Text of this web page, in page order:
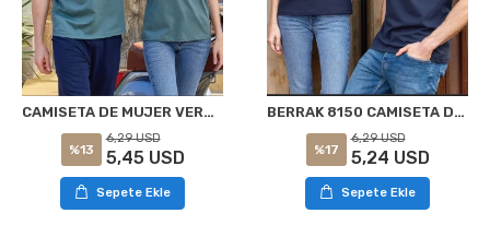
CAMISETA DE MUJER VERDE BERRAK 8151
%13
6,29 USD
5,45 USD
Sepete Ekle
BERRAK 8150 CAMISETA DE MUJER AZUL MARINO
%17
6,29 USD
5,24 USD
Sepete Ekle